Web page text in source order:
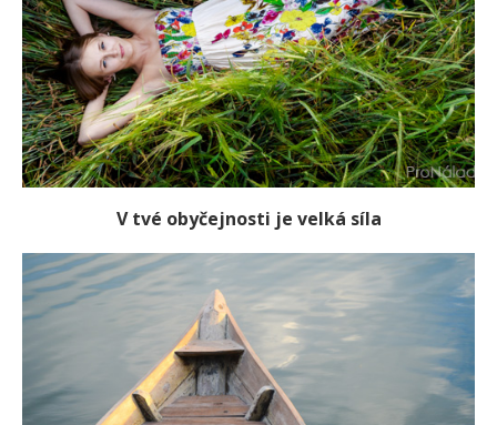
V tvé obyčejnosti je velká síla